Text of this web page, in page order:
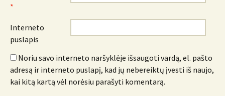
*
Interneto
puslapis
Noriu savo interneto naršyklėje išsaugoti vardą, el. pašto
adresą ir interneto puslapį, kad jų nebereiktų įvesti iš naujo,
kai kitą kartą vėl norėsiu parašyti komentarą.